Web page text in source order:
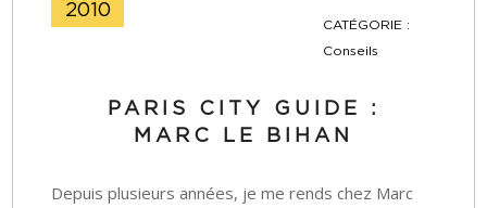
2010
CATÉGORIE :
Conseils
PARIS CITY GUIDE :
MARC LE BIHAN
Depuis plusieurs années, je me rends chez Marc